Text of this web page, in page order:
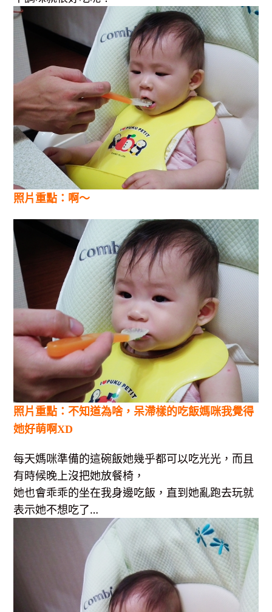
照片重點：啊～
照片重點：不知道為啥，呆滯樣的吃飯媽咪我覺得
她好萌啊XD
每天媽咪準備的這碗飯她幾乎都可以吃光光，而且
有時候晚上沒把她放餐椅，
她也會乖乖的坐在我身邊吃飯，直到她亂跑去玩就
表示她不想吃了…